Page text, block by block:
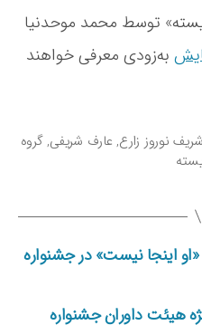
ن
ا
ا
ص
ن
ی‌
توسط محمد موحدنیا
به‌زودی معرفی خواهند
شریف نوروز زارع, عارف شریفی,گروه
«او اینجا نیست» در جشنواره
هیئت داوران جشنواره